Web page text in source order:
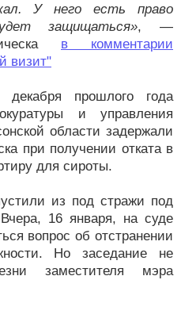
У него есть право
защищаться», —
в комментарии
визит"
прошлого года
и управления
области задержали
при получении отката в
для сироты.
из под стражи под
16 января, на суде
вопрос об отстранении
Но заседание не
заместителя мэра